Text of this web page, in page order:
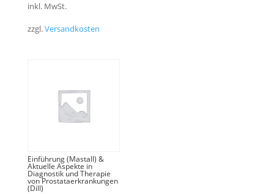
inkl. MwSt.
zzgl.Versandkosten
Einführung (Mastall) &
Aktuelle Aspekte in
Diagnostik und Therapie
von Prostataerkrankungen
(Dill)